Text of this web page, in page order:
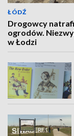
ŁÓDŹ
Drogowcy
ogrodów.
w Łodzi